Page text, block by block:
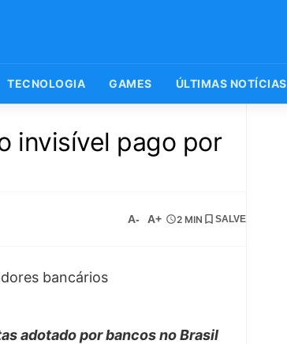
TECNOLOGIA GAMES ÚLTIMAS NOTÍCIAS
invisível pago por
A- A+ 2 MIN SALVE
adotado por bancos no Brasil